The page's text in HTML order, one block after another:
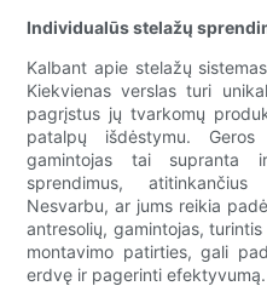
Individualūs stelažų
Kalbant apie stelažų
Kiekvienas verslas turi
pagrįstus jų tvarkomų
patalpų išdėstymu.
gamintojas tai supranta
sprendimus,
Nesvarbu, ar jums reikia
antresolių, gamintojas,
montavimo patirties, gali
erdvę ir pagerinti efektyvumą.